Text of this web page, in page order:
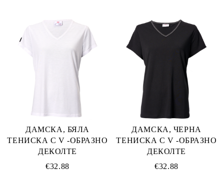
ДАМСКА, БЯЛА
ТЕНИСКА С V -ОБРАЗНО
ДЕКОЛТЕ
€32.88
ДАМСКА, ЧЕРНА
ТЕНИСКА С V -ОБРАЗНО
ДЕКОЛТЕ
€32.88